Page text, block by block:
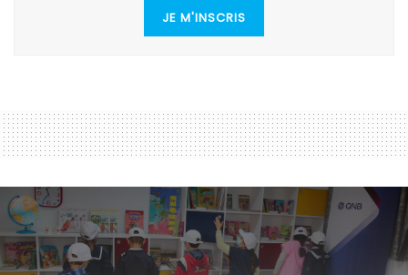
JE M'INSCRIS